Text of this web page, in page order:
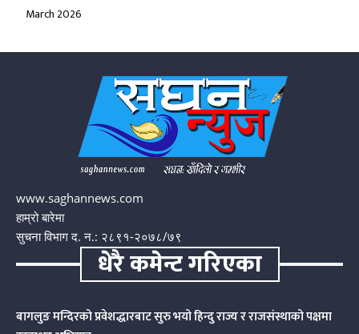
March 2026
www.saghannews.com
हाम्रो बारेमा
सुचना विभाग द. न.: २८९१-२०७८/७९
धेरै कमेन्ट गरिएका
बागलुङ मन्दिरको प्रवेशद्धारबाट सुरु भयो हिन्दु राज्य र राजसंस्थाको पक्षमा